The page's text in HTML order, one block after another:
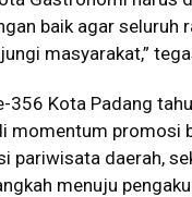
baik agar seluruh
masyarakat,”
356 Kota Padang
momentum promosi
pariwisata daerah,
menuju